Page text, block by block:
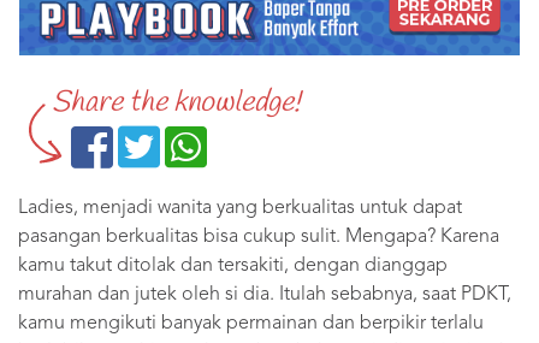
Share the knowledge!
Ladies, menjadi wanita yang berkualitas untuk dapat
pasangan berkualitas bisa cukup sulit. Mengapa? Karena
kamu takut ditolak dan tersakiti, dengan dianggap
murahan dan jutek oleh si dia. Itulah sebabnya, saat PDKT,
kamu mengikuti banyak permainan dan berpikir terlalu